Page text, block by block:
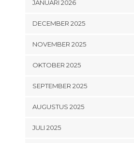
JANUARI 2026
DECEMBER 2025
NOVEMBER 2025
OKTOBER 2025
SEPTEMBER 2025
AUGUSTUS 2025
JULI 2025